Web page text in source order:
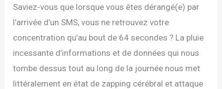
Saviez-vous que lorsque vous êtes dérangé(e) par
l’arrivée d’un SMS, vous ne retrouvez votre
concentration qu’au bout de 64 secondes ? La pluie
incessante d’informations et de données qui nous
tombe dessus tout au long de la journée nous met
littéralement en état de zapping cérébral et attaque